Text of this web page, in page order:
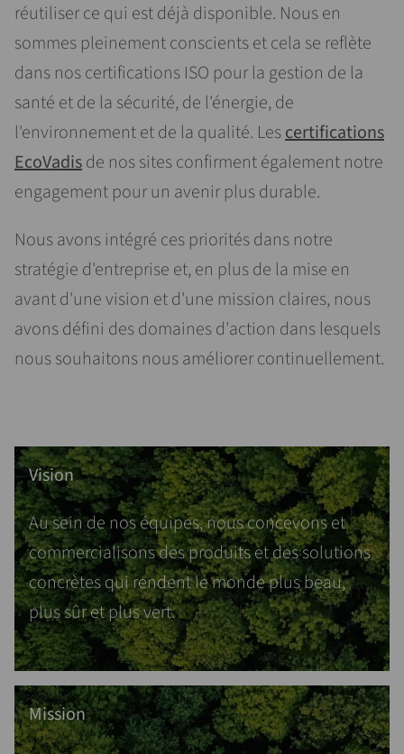
réutiliser ce qui est déjà disponible. Nous en
sommes pleinement conscients et cela se reflète
dans nos certifications ISO pour la gestion de la
santé et de la sécurité, de l'énergie, de
l'environnement et de la qualité. Lescertifications
EcoVadisde nos sites confirment également notre
engagement pour un avenir plus durable.
Nous avons intégré ces priorités dans notre
stratégie d'entreprise et, en plus de la mise en
avant d'une vision et d'une mission claires, nous
avons défini des domaines d'action dans lesquels
nous souhaitons nous améliorer continuellement.
Vision
Au sein de nos équipes, nous concevons et
commercialisons des produits et des solutions
concrètes qui rendent le monde plus beau,
plus sûr et plus vert.
Mission